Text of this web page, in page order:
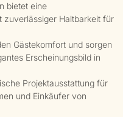
bietet eine
Haltbarkeit für
Gästekomfort und sorgen
Erscheinungsbild in
Projektausstattung für
und Einkäufer von